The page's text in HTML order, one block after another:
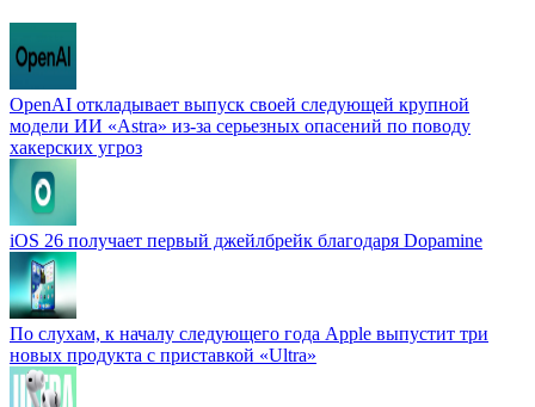
OpenAI откладывает выпуск своей следующей крупной
модели ИИ «Astra» из-за серьезных опасений по поводу
хакерских угроз
iOS 26 получает первый джейлбрейк благодаря Dopamine
По слухам, к началу следующего года Apple выпустит три
новых продукта с приставкой «Ultra»